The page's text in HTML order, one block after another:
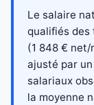
Le salaire
qualifiés des
(1 848 € net/
ajusté par
salariaux
la moyenne